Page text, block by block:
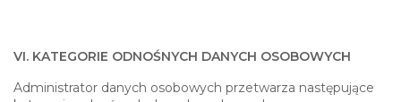
VI. KATEGORIE ODNOŚNYCH DANYCH OSOBOWYCH
Administrator danych osobowych przetwarza następujące